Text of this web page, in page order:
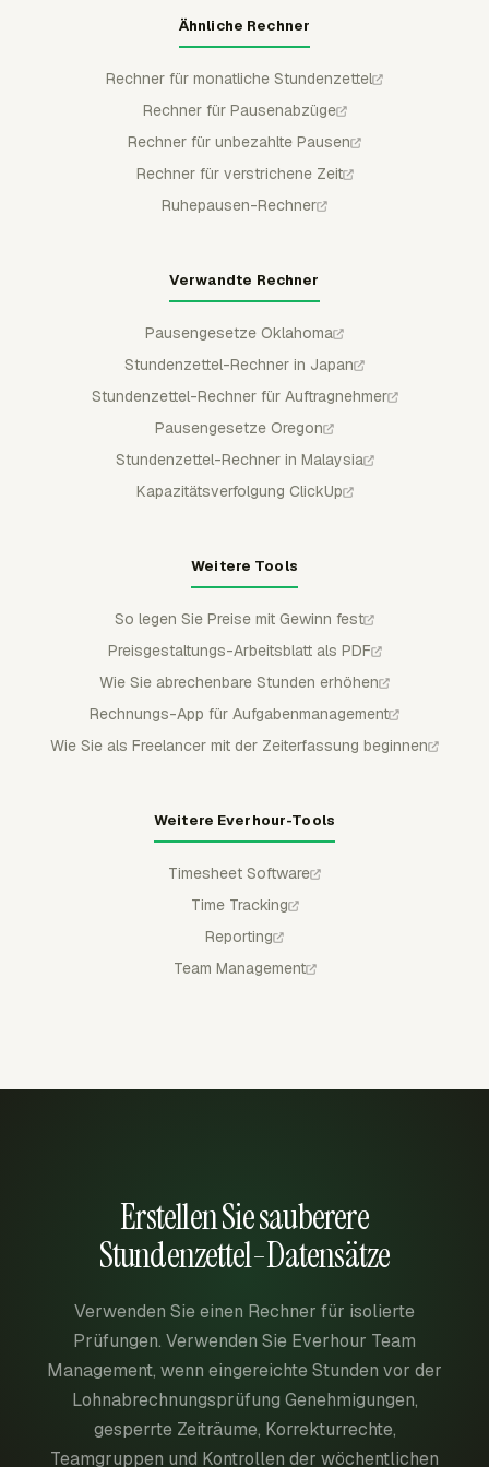
Ähnliche Rechner
Rechner für monatliche Stundenzettel
Rechner für Pausenabzüge
Rechner für unbezahlte Pausen
Rechner für verstrichene Zeit
Ruhepausen-Rechner
Verwandte Rechner
Pausengesetze Oklahoma
Stundenzettel-Rechner in Japan
Stundenzettel-Rechner für Auftragnehmer
Pausengesetze Oregon
Stundenzettel-Rechner in Malaysia
Kapazitätsverfolgung ClickUp
Weitere Tools
So legen Sie Preise mit Gewinn fest
Preisgestaltungs-Arbeitsblatt als PDF
Wie Sie abrechenbare Stunden erhöhen
Rechnungs-App für Aufgabenmanagement
Wie Sie als Freelancer mit der Zeiterfassung beginnen
Weitere Everhour-Tools
Timesheet Software
Time Tracking
Reporting
Team Management
Erstellen Sie sauberere
Stundenzettel-Datensätze
Verwenden Sie einen Rechner für isolierte
Prüfungen. Verwenden Sie Everhour Team
Management, wenn eingereichte Stunden vor der
Lohnabrechnungsprüfung Genehmigungen,
gesperrte Zeiträume, Korrekturrechte,
Teamgruppen und Kontrollen der wöchentlichen